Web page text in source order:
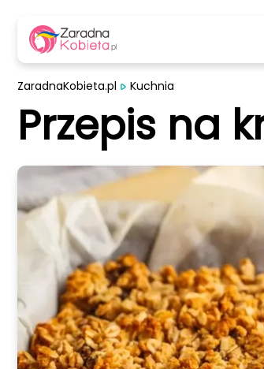
ZaradnaKobieta.pl Kuchnia
Przepis na